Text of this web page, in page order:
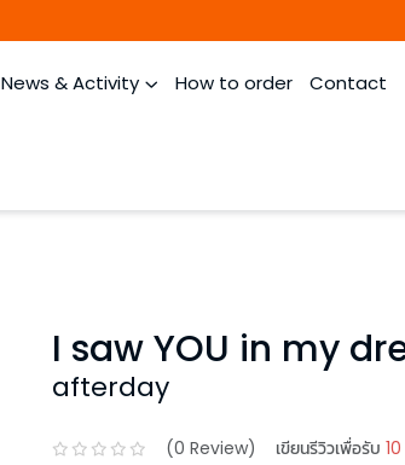
News & Activity How to order Contact
I saw YOU in my
afterday
(0 Review) เขียนรีวิวเพื่อรับ